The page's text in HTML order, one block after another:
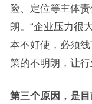
险、定位等主体
朗。“企业压力很
本不好使，必须
策的不明朗，让行
第三个原因，是目